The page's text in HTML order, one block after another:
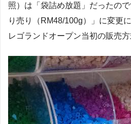
照）は「袋詰め放題」だったの
り売り（RM48/100g）」 に変更
レゴランドオープン当初の販売方